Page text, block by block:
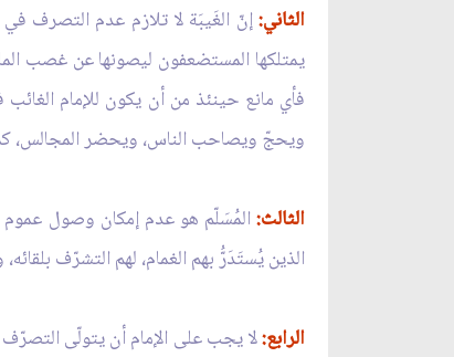
الثاني:إنّ الغَيبَة لا تلازم عدم التصرف
يمتلكها المستضعفون ليصونها عن غصب
فأي مانع حينئذ من أن يكون للإمام
ويحجّ ويصاحب الناس، ويحضر المجالس،
الثالث: المُسَلّم هو عدم إمكان وصول عموم
الذين يُستَدَرُّ بهم الغمام، لهم التشرّف
الرابع:لا يجب على الإمام أن يتولّى التصرّف